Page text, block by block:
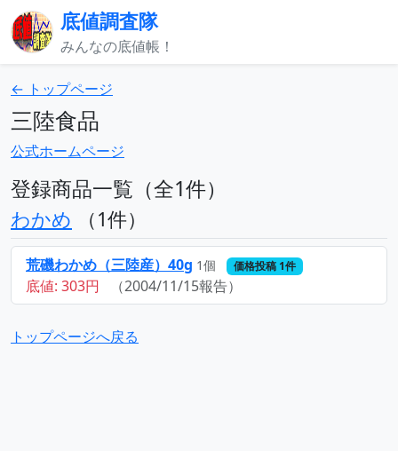
底値調査隊
みんなの底値帳！
← トップページ
三陸食品
公式ホームページ
登録商品一覧（全1件）
わかめ （1件）
荒磯わかめ（三陸産）40g 1個 価格投稿 1件
底値: 303円 （2004/11/15報告）
トップページへ戻る